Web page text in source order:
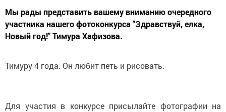
Мы рады представить вашему вниманию очередного
участника нашего фотоконкурса "Здравствуй, елка,
Новый год!" Тимура Хафизова.
Тимуру 4 года. Он любит петь и рисовать.
Для участия в конкурсе присылайте фотографии на